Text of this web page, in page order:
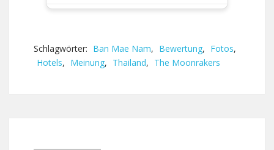
Schlagwörter: Ban Mae Nam, Bewertung, Fotos,
Hotels, Meinung, Thailand, The Moonrakers